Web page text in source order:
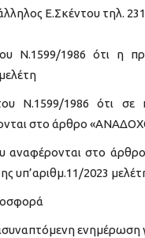
Ε.Σκέντου τηλ.
Ν.1599/1986 ότι η
Ν.1599/1986 ότι σε
στο άρθρο
αναφέρονται στο
υπ’αριθμ.11/2023